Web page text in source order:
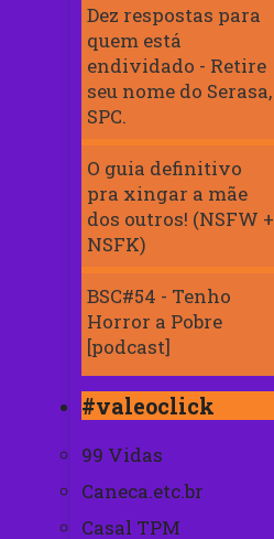
Dez respostas para
quem está
endividado - Retire
seu nome do Serasa,
SPC.
O guia definitivo
pra xingar a mãe
dos outros! (NSFW +
NSFK)
BSC#54 - Tenho
Horror a Pobre
[podcast]
#valeoclick
99 Vidas
Caneca.etc.br
Casal TPM